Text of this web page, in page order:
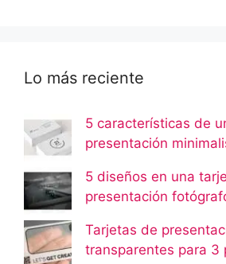
Lo más reciente
5 características de
presentación
5 diseños en una
presentación
Tarjetas de
transparentes para 3